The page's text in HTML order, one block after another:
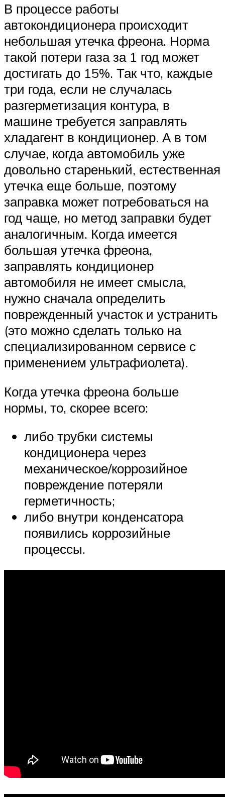
В процессе работы
автокондиционера происходит
небольшая утечка фреона. Норма
такой потери газа за 1 год может
достигать до 15%. Так что, каждые
три года, если не случалась
разгерметизация контура, в
машине требуется заправлять
хладагент в кондиционер. А в том
случае, когда автомобиль уже
довольно старенький, естественная
утечка еще больше, поэтому
заправка может потребоваться на
год чаще, но метод заправки будет
аналогичным. Когда имеется
большая утечка фреона,
заправлять кондиционер
автомобиля не имеет смысла,
нужно сначала определить
поврежденный участок и устранить
(это можно сделать только на
специализированном сервисе с
применением ультрафиолета).
Когда утечка фреона больше
нормы, то, скорее всего:
либо трубки системы
кондиционера через
механическое/коррозийное
повреждение потеряли
герметичность;
либо внутри конденсатора
появились коррозийные
процессы.